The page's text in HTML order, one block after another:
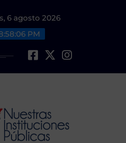
6 agosto 2026
PM